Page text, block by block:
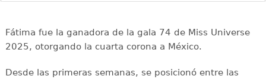
Fátima fue la ganadora de la gala 74 de Miss Universe
2025, otorgando la cuarta corona a México.
Desde las primeras semanas, se posicionó entre las